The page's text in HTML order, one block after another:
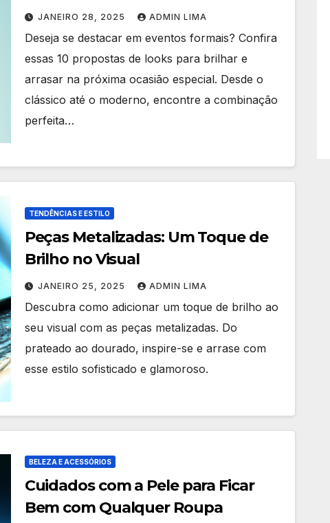
JANEIRO 28, 2025 ADMIN LIMA
Deseja se destacar em eventos formais? Confira
essas 10 propostas de looks para brilhar e
arrasar na próxima ocasião especial. Desde o
clássico até o moderno, encontre a combinação
perfeita…
TENDÊNCIAS E ESTILO
Peças Metalizadas: Um Toque de
Brilho no Visual
JANEIRO 25, 2025 ADMIN LIMA
Descubra como adicionar um toque de brilho ao
seu visual com as peças metalizadas. Do
prateado ao dourado, inspire-se e arrase com
esse estilo sofisticado e glamoroso.
BELEZA E ACESSÓRIOS
Cuidados com a Pele para Ficar
Bem com Qualquer Roupa